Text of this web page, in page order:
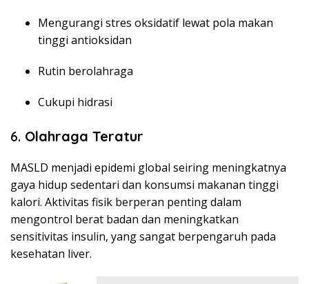
Mengurangi stres oksidatif lewat pola makan
tinggi antioksidan
Rutin berolahraga
Cukupi hidrasi
6. Olahraga Teratur
MASLD menjadi epidemi global seiring meningkatnya
gaya hidup sedentari dan konsumsi makanan tinggi
kalori. Aktivitas fisik berperan penting dalam
mengontrol berat badan dan meningkatkan
sensitivitas insulin, yang sangat berpengaruh pada
kesehatan liver.